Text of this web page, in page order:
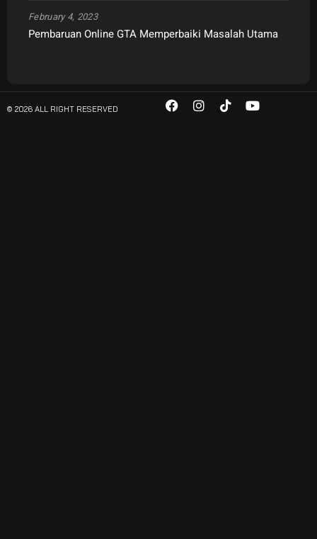
Pembaruan Online GTA Memperbaiki Masalah Utama
February 4, 2023
© 2026 ALL RIGHT RESERVED